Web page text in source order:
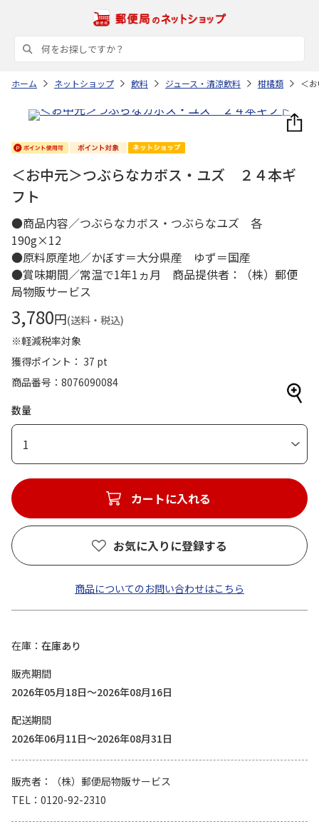
ホーム ネットショップ 飲料 ジュース・清涼飲料 柑橘類 ＜
＜お中元＞つぶらなカボス・ユズ ２４本ギ
フト
●商品内容／つぶらなカボス・つぶらなユズ 各
190g×12
●原料原産地／かぼす＝大分県産 ゆず＝国産
●賞味期間／常温で1年1ヵ月 商品提供者：（株）郵便
局物販サービス
3,780円(送料・税込)
※軽減税率対象
獲得ポイント： 37 pt
商品番号
8076090084
数量
1
カートに入れる
お気に入りに登録する
商品についてのお問い合わせはこちら
在庫
在庫あり
販売期間
2026年05月18日～2026年08月16日
配送期間
2026年06月11日～2026年08月31日
販売者
（株）郵便局物販サービス
TEL
0120-92-2310